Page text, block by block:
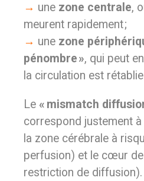
→ une zone centrale,
meurent rapidement ;
→ une zone
pénombre », qui peut
la circulation est
Le « mismatch
correspond justement
la zone cérébrale à
perfusion) et le cœur
restriction de